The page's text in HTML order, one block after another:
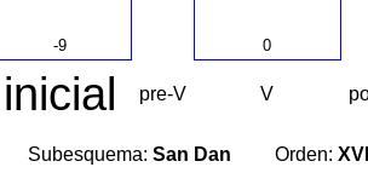
-9 0
inicial pre-V V
Subesquema: San Dan Orden: